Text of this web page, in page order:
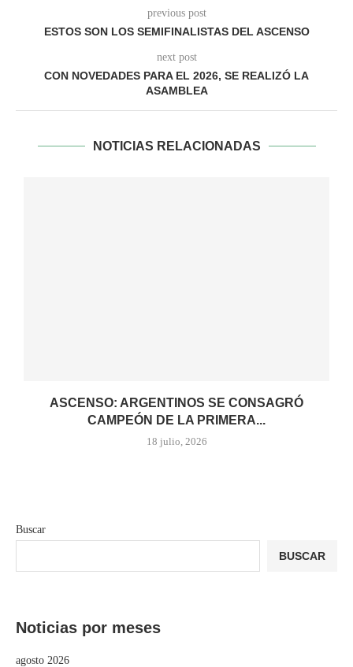
previous post
ESTOS SON LOS SEMIFINALISTAS DEL ASCENSO
next post
CON NOVEDADES PARA EL 2026, SE REALIZÓ LA
ASAMBLEA
NOTICIAS RELACIONADAS
ASCENSO: ARGENTINOS SE CONSAGRÓ
CAMPEÓN DE LA PRIMERA...
18 julio, 2026
Buscar
BUSCAR
Noticias por meses
agosto 2026